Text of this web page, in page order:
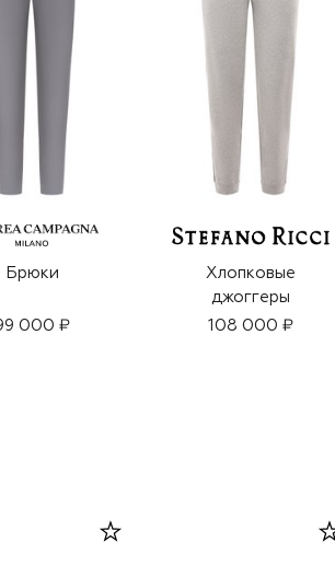
Брюки
000 ₽
Хлопковые
джоггеры
108 000 ₽